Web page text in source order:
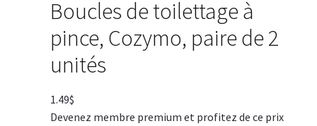
Boucles de toilettage à
pince, Cozymo, paire de 2
unités
1.49$
Devenez membre premium et profitez de ce prix